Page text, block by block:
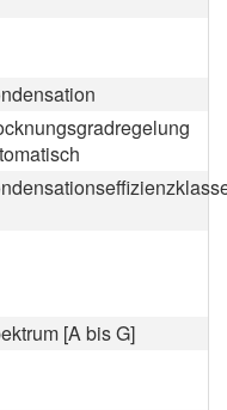
[A bis G]